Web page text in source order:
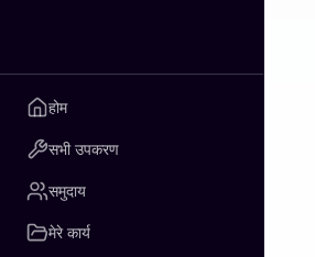
होम
सभी उपकरण
समुदाय
मेरे कार्य